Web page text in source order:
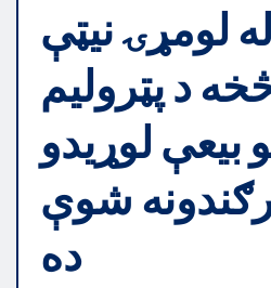
لومړۍ نیټې
د پټرولیم
بیعې لوړیدو
شوې
ده